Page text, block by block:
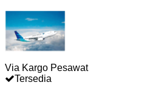
Via Kargo Pesawat
Tersedia